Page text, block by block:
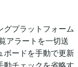
グプラットフォーム
アラートを一切送
ボードを手動で更新
動チェックを省略す